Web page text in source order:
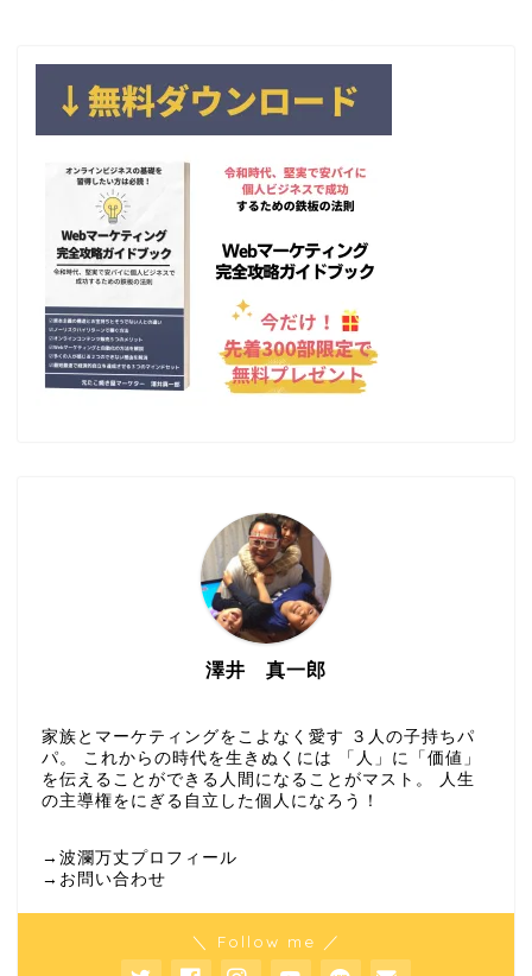
澤井 真一郎
家族とマーケティングをこよなく愛す ３人の子持ちパ
パ。 これからの時代を生きぬくには 「人」に「価値」
を伝えることができる人間になることがマスト。 人生
の主導権をにぎる自立した個人になろう！
→波瀾万丈プロフィール
→お問い合わせ
＼ Follow me ／